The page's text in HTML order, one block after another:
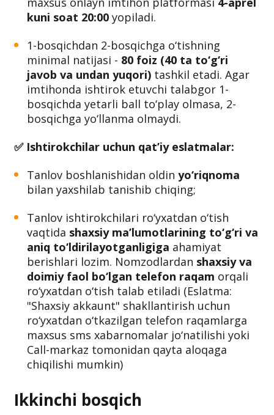
kuni soat 20:00 yopiladi.
1-bosqichdan 2-bosqichga o‘tishning
minimal natijasi - 80 foiz (40 ta to‘g‘ri
javob va undan yuqori) tashkil etadi. Agar
imtihonda ishtirok etuvchi talabgor 1-
bosqichda yetarli ball to‘play olmasa, 2-
bosqichga yo‘llanma olmaydi.
✅ Ishtirokchilar uchun qat’iy eslatmalar:
Tanlov boshlanishidan oldin yo‘riqnoma
bilan yaxshilab tanishib chiqing;
Tanlov ishtirokchilari ro‘yxatdan o‘tish
vaqtida shaxsiy ma’lumotlarining to‘g‘ri va
aniq to‘ldirilayotganligiga ahamiyat
berishlari lozim. Nomzodlardan shaxsiy va
doimiy faol bo‘lgan telefon raqam orqali
ro‘yxatdan o‘tish talab etiladi (Eslatma:
"Shaxsiy akkaunt" shakllantirish uchun
ro‘yxatdan o‘tkazilgan telefon raqamlarga
maxsus sms xabarnomalar jo‘natilishi yoki
Call-markaz tomonidan qayta aloqaga
chiqilishi mumkin)
Ikkinchi bosqich